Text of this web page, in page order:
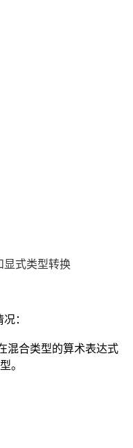
显式类型转换
：
混合类型的算术表达式
。